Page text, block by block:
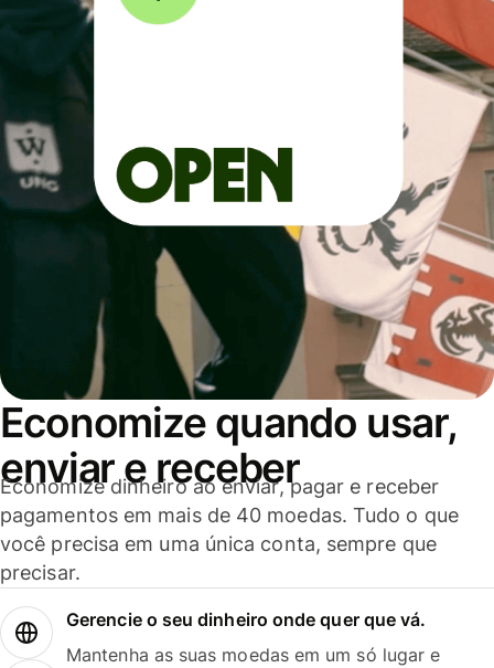
Economize quando usar,
enviar e receber
Economize dinheiro ao enviar, pagar e receber
pagamentos em mais de 40 moedas. Tudo o que
você precisa em uma única conta, sempre que
precisar.
Gerencie o seu dinheiro onde quer que vá.
Mantenha as suas moedas em um só lugar e